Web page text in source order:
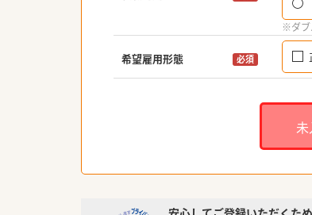
※ダブ
希望雇用形態 必須